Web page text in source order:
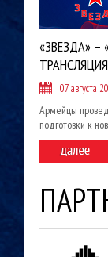
«ЗВЕЗДА» –
ТРАНСЛЯЦИЯ
07 августа
Армейцы
подготовки к